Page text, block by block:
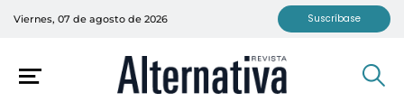
Viernes, 07 de agosto de 2026 Suscríbase